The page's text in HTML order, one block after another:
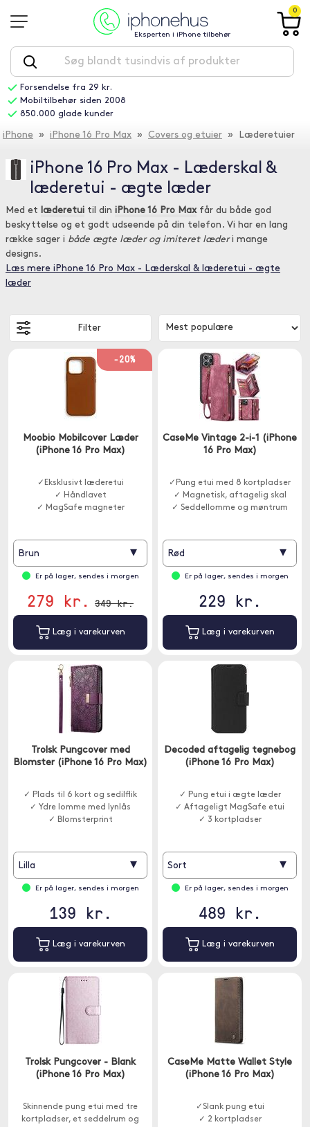
Eksperten i iPhone tilbehør
0
Forsendelse fra 29 kr.
Mobiltilbehør siden 2008
850.000 glade kunder
iPhone » iPhone 16 Pro Max » Covers og etuier » Læderetuier
iPhone 16 Pro Max - Læderskal &
læderetui - ægte læder
Med et læderetui til din iPhone 16 Pro Maxfår du både god
beskyttelse og et godt udseende på din telefon. Vi har en lang
række sager i både ægte læder og imiteret læderi mange
designs.
Læs mere iPhone 16 Pro Max - Læderskal & læderetui - ægte
læder
Filter
-20%
Moobio Mobilcover Læder
(iPhone 16 Pro Max)
✓Eksklusivt læderetui
✓ Håndlavet
✓ MagSafe magneter
Brun ▾
Er på lager, sendes i morgen
279 kr. 349 kr.
Læg i varekurven
CaseMe Vintage 2-i-1 (iPhone
16 Pro Max)
✓Pung etui med 8 kortpladser
✓ Magnetisk, aftagelig skal
✓ Seddellomme og møntrum
Rød ▾
Er på lager, sendes i morgen
229 kr.
Læg i varekurven
Trolsk Pungcover med
Blomster (iPhone 16 Pro Max)
✓ Plads til 6 kort og sedilflik
✓ Ydre lomme med lynlås
✓ Blomsterprint
Lilla ▾
Er på lager, sendes i morgen
139 kr.
Læg i varekurven
Decoded aftagelig tegnebog
(iPhone 16 Pro Max)
✓ Pung etui i ægte læder
✓ Aftageligt MagSafe etui
✓ 3 kortpladser
Sort ▾
Er på lager, sendes i morgen
489 kr.
Læg i varekurven
Trolsk Pungcover - Blank
(iPhone 16 Pro Max)
Skinnende pung etui med tre
kortpladser, et seddelrum og
CaseMe Matte Wallet Style
(iPhone 16 Pro Max)
✓Slank pung etui
✓ 2 kortpladser